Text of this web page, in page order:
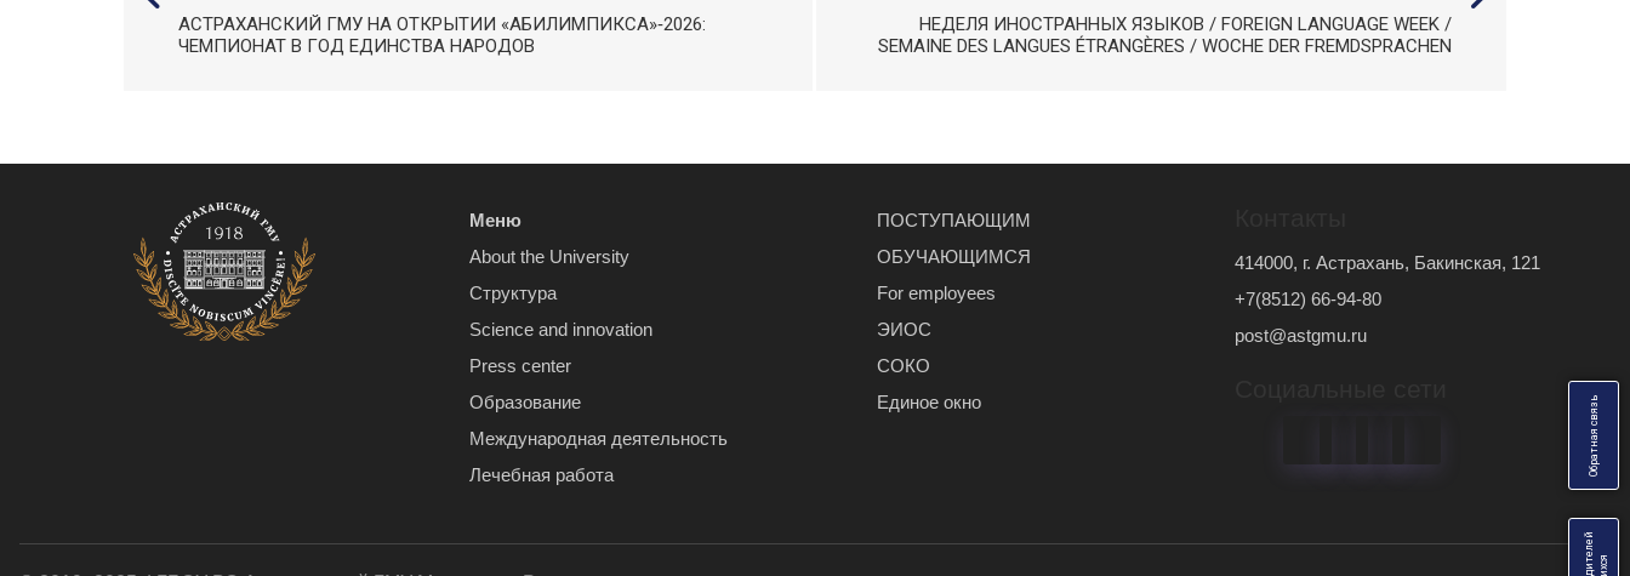
О
б
р
а
т
н
а
я
с
в
я
з
ь
АСТРАХАНСКИЙ ГМУ НА ОТКРЫТИИ «АБИЛИМПИКСА»‑2026:
ЧЕМПИОНАТ В ГОД ЕДИНСТВА НАРОДОВ
НЕДЕЛЯ ИНОСТРАННЫХ ЯЗЫКОВ / FOREIGN LANGUAGE WEEK /
SEMAINE DES LANGUES ÉTRANGÈRES / WOCHE DER FREMDSPRACHEN
Меню
About the University
Структура
Science and innovation
Press center
Образование
Международная деятельность
Лечебная работа
ПОСТУПАЮЩИМ
ОБУЧАЮЩИМСЯ
For employees
ЭИОС
СОКО
Единое окно
414000, г. Астрахань, Бакинская, 121
+7(8512) 66-94-80
post@astgmu.ru